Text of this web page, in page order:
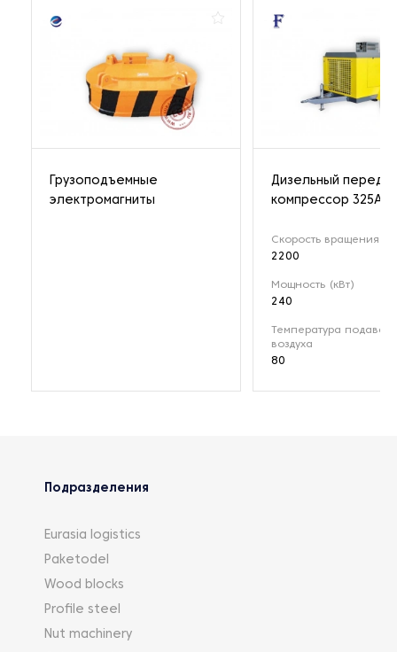
Грузоподъемные
электромагниты
Дизельный
компрессор 325A
Скорость вращения
2200
Мощность (кВт)
240
Температура
воздуха
80
Подразделения
Eurasia logistics
Paketodel
Wood blocks
Profile steel
Nut machinery